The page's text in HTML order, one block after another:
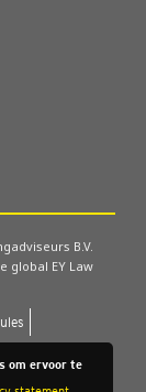
B.V.
global EY Law
om ervoor te